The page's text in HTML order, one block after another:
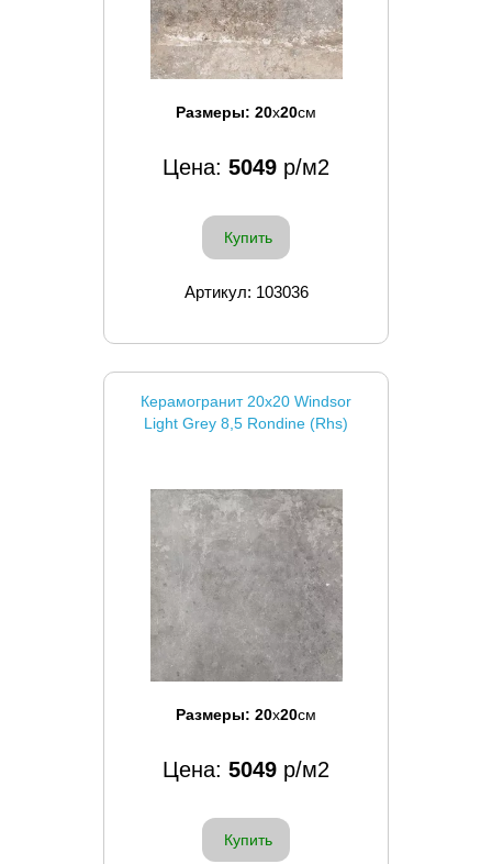
Размеры: 20x20см
Цена: 5049 р/м2
Купить
Артикул: 103036
Керамогранит 20x20 Windsor
Light Grey 8,5 Rondine (Rhs)
Размеры: 20x20см
Цена: 5049 р/м2
Купить